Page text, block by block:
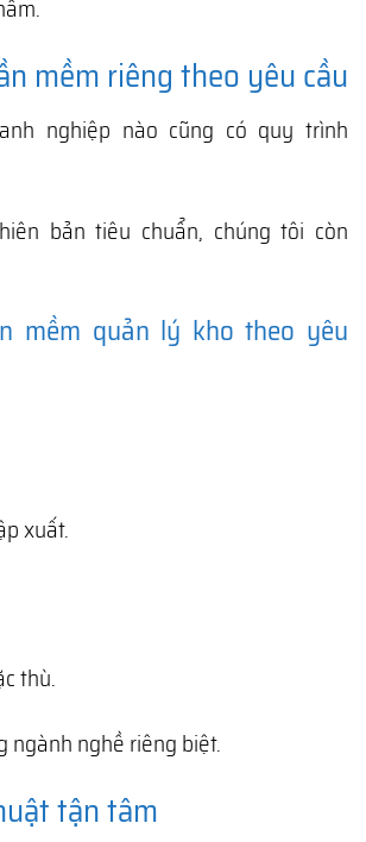
mềm riêng theo yêu cầu
nghiệp nào cũng có quy trình
bản tiêu chuẩn, chúng tôi còn
mềm quản lý kho theo yêu
xuất.
thù.
ngành nghề riêng biệt.
tận tâm